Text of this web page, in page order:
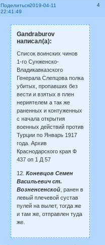
Поделиться 4
2019-04-11
22:41:49
Gandraburov
написал(а):
Список воинских чинов
1-го Сунженско-
Владикавказского
Генерала Слепцова полка
убитых, пропавших без
вести и взятых в плен
нериятелем а так же
раненных и контуженных
с начала открытия
военных действий против
Турции по Январь 1917
года. Архив
Краснодарского края Ф
437 оп 1 Д 57
12. Коневцов Семен
Васильевич ст.
Возненсенской, ранен в
левый плечевой сустав
пулей на вылет, тогда же
и там же, отправлен туда
же.